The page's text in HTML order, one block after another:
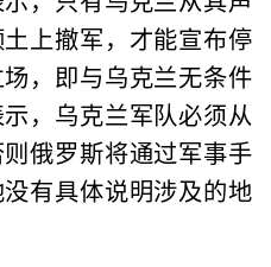
上撤军，才能宣布停
，即与乌克兰无条件
，乌克兰军队必须从
俄罗斯将通过军事手
有具体说明涉及的地